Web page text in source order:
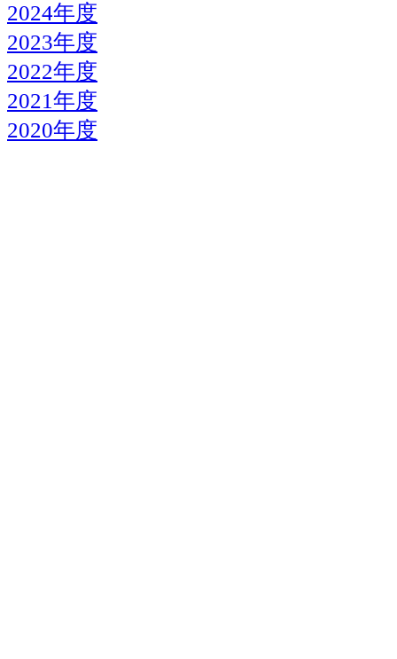
2024年度
2023年度
2022年度
2021年度
2020年度